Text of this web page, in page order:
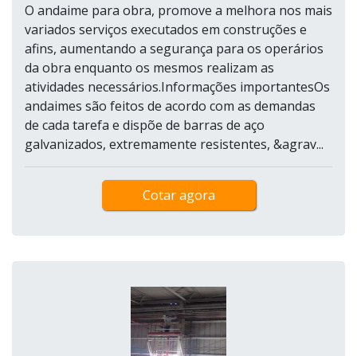
O andaime para obra, promove a melhora nos mais
variados serviços executados em construções e
afins, aumentando a segurança para os operários
da obra enquanto os mesmos realizam as
atividades necessários.Informações importantesOs
andaimes são feitos de acordo com as demandas
de cada tarefa e dispõe de barras de aço
galvanizados, extremamente resistentes, &agrav...
Cotar agora